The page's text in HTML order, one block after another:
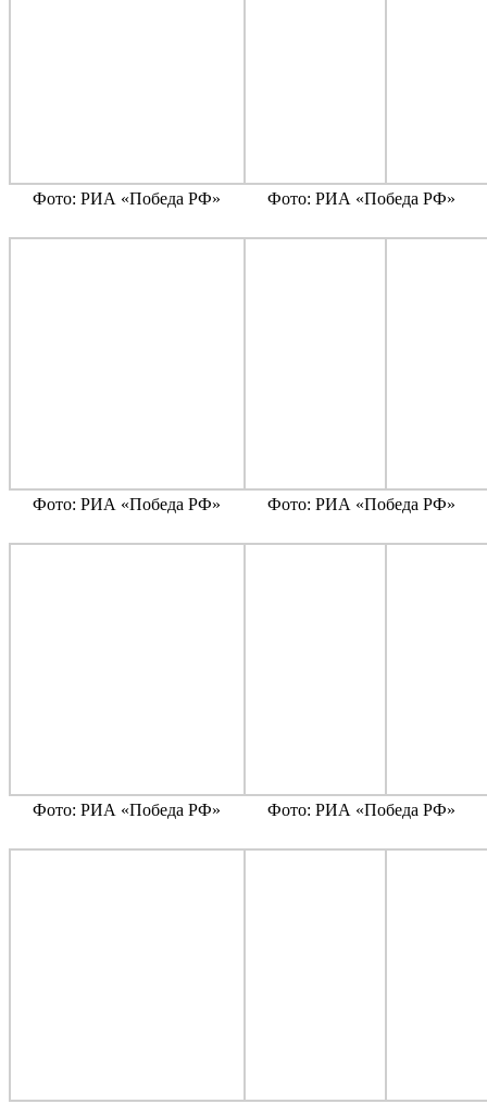
Фото: РИА «Победа РФ» Фото: РИА «Победа РФ»
Фото: РИА «Победа РФ» Фото: РИА «Победа РФ»
Фото: РИА «Победа РФ» Фото: РИА «Победа РФ»